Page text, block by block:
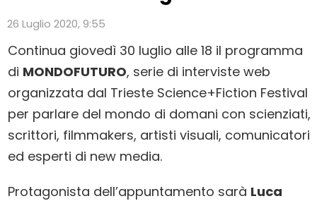
26 Luglio 2020, 9:55
Continua giovedì 30 luglio alle 18 il programma
di MONDOFUTURO, serie di interviste web
organizzata dal Trieste Science+Fiction Festival
per parlare del mondo di domani con scienziati,
scrittori, filmmakers, artisti visuali, comunicatori
ed esperti di new media.
Protagonista dell’appuntamento sarà Luca